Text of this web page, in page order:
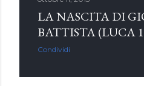
LA NASCITA DI
BATTISTA (LUCA
Condividi